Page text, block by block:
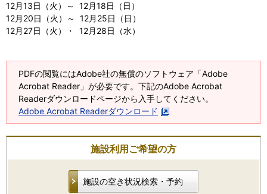
12月13日（火）～ 12月18日（日）
12月20日（火）～ 12月25日（日）
12月27日（火）・ 12月28日（水）
PDFの閲覧にはAdobe社の無償のソフトウェア「Adobe
Acrobat Reader」が必要です。下記のAdobe Acrobat
Readerダウンロードページから入手してください。
Adobe Acrobat Readerダウンロード
施設利用ご希望の方
施設の空き状況検索・予約